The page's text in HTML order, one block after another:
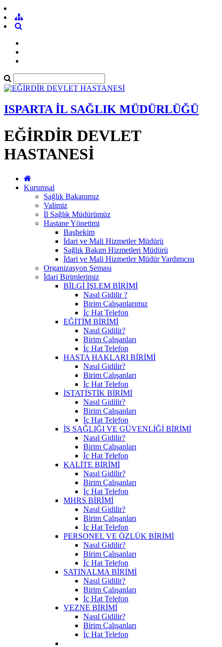
ISPARTA İL SAĞLIK MÜDÜRLÜĞÜ
EĞİRDİR DEVLET
HASTANESİ
Kurumsal
Sağlık Bakanımız
Valimiz
İl Sağlık Müdürümüz
Hastane Yönetimi
Başhekim
İdari ve Mali Hizmetler Müdürü
Sağlık Bakım Hizmetleri Müdürü
İdari ve Mali Hizmetler Müdür Yardımcısı
Organizasyon Şeması
İdari Birimlerimiz
BİLGİ İŞLEM BİRİMİ
Nasıl Gidilir ?
Birim Çalışanlarımız
İç Hat Telefon
EĞİTİM BİRİMİ
Nasıl Gidilir?
Birim Çalışanları
İç Hat Telefon
HASTA HAKLARI BİRİMİ
Nasıl Gidilir?
Birim Çalışanları
İç Hat Telefon
İSTATİSTİK BİRİMİ
Nasıl Gidilir?
Birim Çalışanları
İç Hat Telefon
İŞ SAĞLIĞI VE GÜVENLİĞİ BİRİMİ
Nasıl Gidilir?
Birim Çalışanları
İç Hat Telefon
KALİTE BİRİMİ
Nasıl Gidilir?
Birim Çalışanları
İç Hat Telefon
MHRS BİRİMİ
Nasıl Gidilir?
Birim Çalışanları
İç Hat Telefon
PERSONEL VE ÖZLÜK BİRİMİ
Nasıl Gidilir?
Birim Çalışanları
İç Hat Telefon
SATINALMA BİRİMİ
Nasıl Gidilir?
Birim Çalışanları
İç Hat Telefon
VEZNE BİRİMİ
Nasıl Gidilir?
Birim Çalışanları
İç Hat Telefon